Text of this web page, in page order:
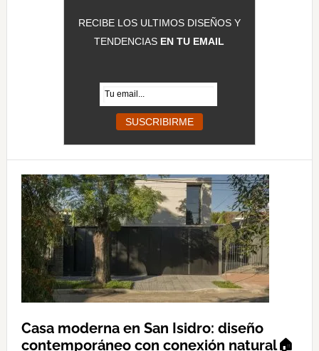
RECIBE LOS ULTIMOS DISEÑOS Y
TENDENCIAS EN TU EMAIL
Casa moderna en San Isidro: diseño
contemporáneo con conexión natural🏠